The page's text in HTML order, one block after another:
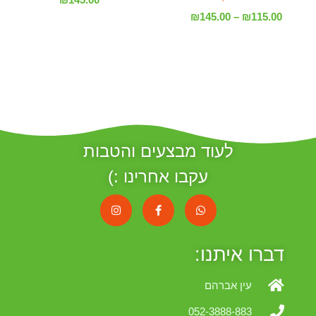
₪115.00
–
₪145.00
לעוד מבצעים והטבות
עקבו אחרינו :)
דברו איתנו:
עין אברהם
052-3888-883